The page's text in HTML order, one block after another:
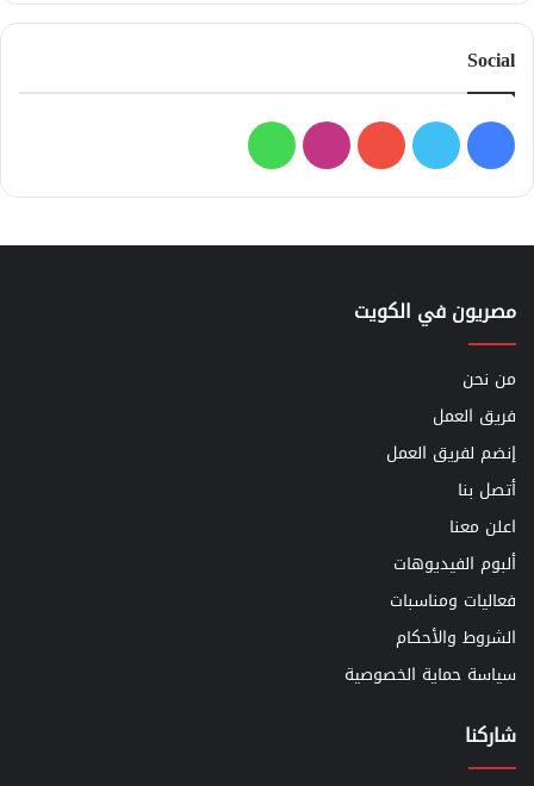
Social
فيسبوك
تويتر يوتيوبانستقرامواتساب
مصريون في الكويت
من نحن
فريق العمل
إنضم لفريق العمل
أتصل بنا
اعلن معنا
ألبوم الفيديوهات
فعاليات ومناسبات
الشروط والأحكام
سياسة حماية الخصوصية
شاركنا